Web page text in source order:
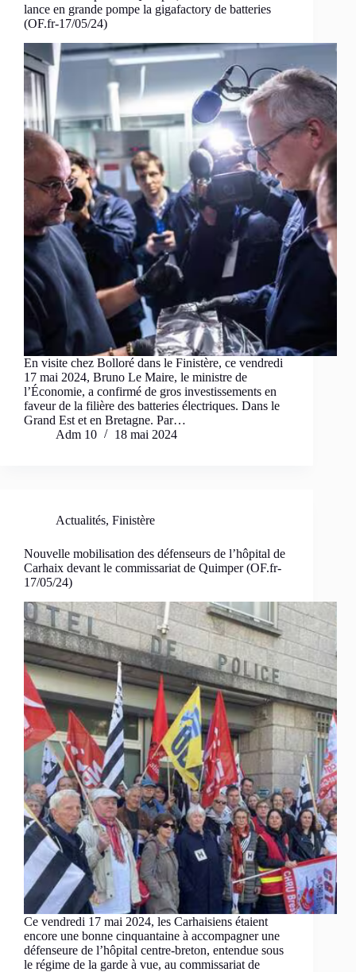
lance en grande pompe la gigafactory de batteries
(OF.fr-17/05/24)
En visite chez Bolloré dans le Finistère, ce vendredi
17 mai 2024, Bruno Le Maire, le ministre de
l’Économie, a confirmé de gros investissements en
faveur de la filière des batteries électriques. Dans le
Grand Est et en Bretagne. Par…
Adm 10
18 mai 2024
Actualités, Finistère
Nouvelle mobilisation des défenseurs de l’hôpital de
Carhaix devant le commissariat de Quimper (OF.fr-
17/05/24)
Ce vendredi 17 mai 2024, les Carhaisiens étaient
encore une bonne cinquantaine à accompagner une
défenseure de l’hôpital centre-breton, entendue sous
le régime de la garde à vue, au commissariat de